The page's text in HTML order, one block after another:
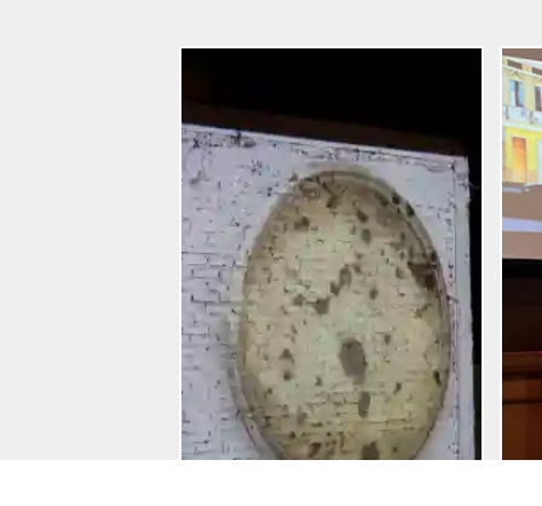
Entradas